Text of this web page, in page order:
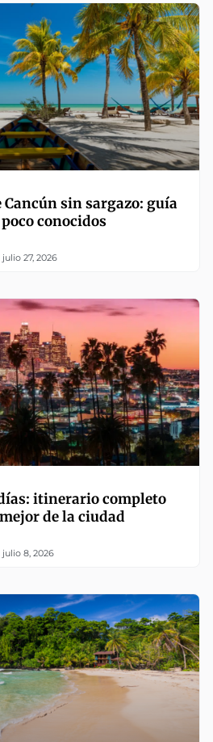
Cancún sin sargazo: guía
conocidos
julio 27, 2026
itinerario completo
de la ciudad
julio 8, 2026